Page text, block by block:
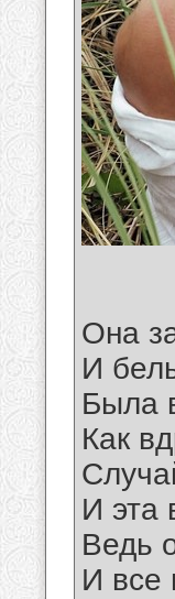
Она
И
Была
Как
И эта
Ведь
И все